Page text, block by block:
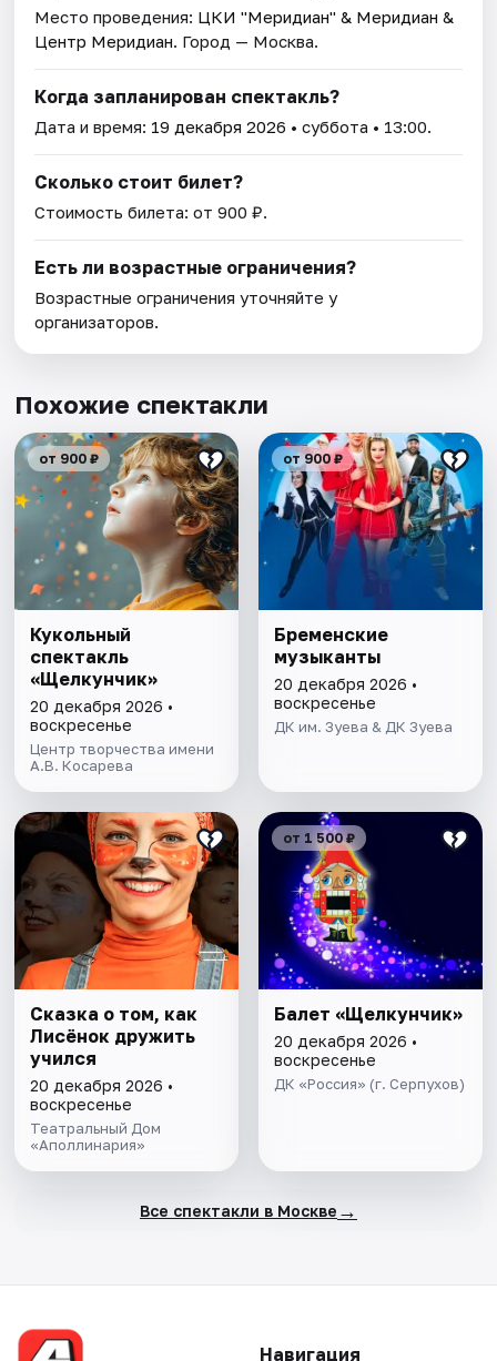
Место проведения: ЦКИ "Меридиан" & Меридиан &
Центр Меридиан. Город — Москва.
Когда запланирован спектакль?
Дата и время: 19 декабря 2026 • суббота • 13:00.
Сколько стоит билет?
Стоимость билета: от 900 ₽.
Есть ли возрастные ограничения?
Возрастные ограничения уточняйте у
организаторов.
Похожие спектакли
от 900 ₽
Кукольный
спектакль
«Щелкунчик»
20 декабря 2026 •
воскресенье
Центр творчества имени
А.В. Косарева
от 900 ₽
Бременские
музыканты
20 декабря 2026 •
воскресенье
ДК им. Зуева & ДК Зуева
Сказка о том, как
Лисёнок дружить
учился
20 декабря 2026 •
воскресенье
Театральный Дом
«Аполлинария»
от 1 500 ₽
Балет «Щелкунчик»
20 декабря 2026 •
воскресенье
ДК «Россия» (г. Серпухов)
Все спектакли в Москве →
Навигация